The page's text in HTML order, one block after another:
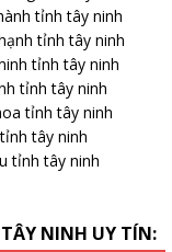
tỉnh tây ninh
tỉnh tây ninh
tỉnh tây ninh
tỉnh tây ninh
tỉnh tây ninh
tây ninh
tỉnh tây ninh
NINH UY TÍN: